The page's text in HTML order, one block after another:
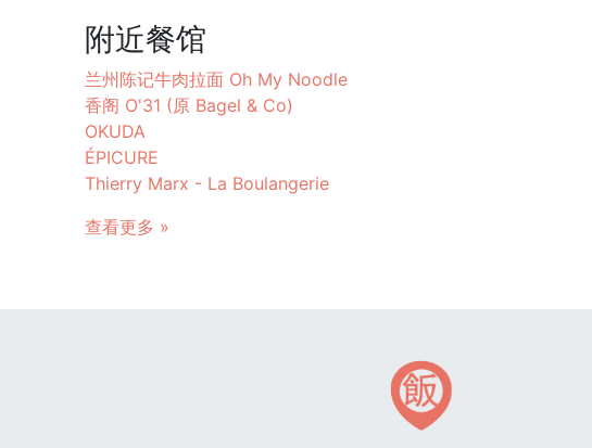
附近餐馆
兰州陈记牛肉拉面 Oh My Noodle
香阁 O'31 (原 Bagel & Co)
OKUDA
ÉPICURE
Thierry Marx - La Boulangerie
查看更多 »